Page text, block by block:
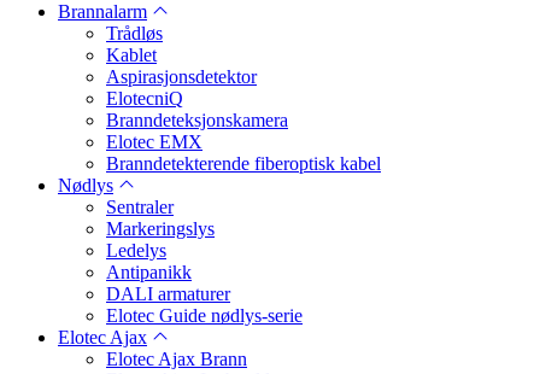
Brannalarm
Trådløs
Kablet
Aspirasjonsdetektor
ElotecniQ
Branndeteksjonskamera
Elotec EMX
Branndetekterende fiberoptisk kabel
Nødlys
Sentraler
Markeringslys
Ledelys
Antipanikk
DALI armaturer
Elotec Guide nødlys-serie
Elotec Ajax
Elotec Ajax Brann